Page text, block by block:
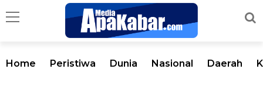
Home Peristiwa Dunia Nasional Daerah